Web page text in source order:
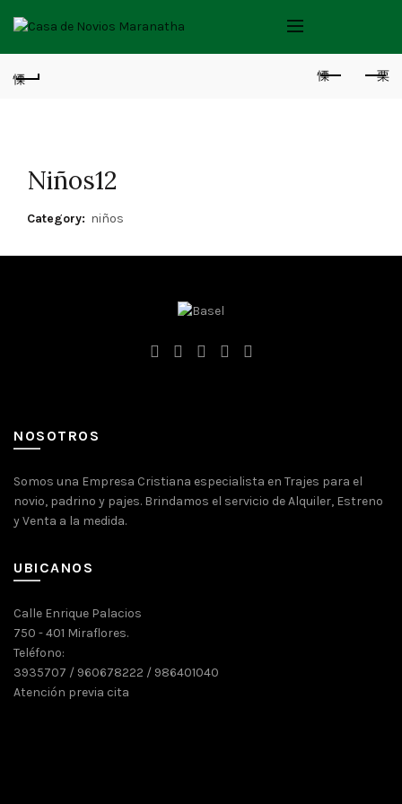
Niños12
Category: niños
NOSOTROS
Somos una Empresa Cristiana especialista en Trajes para el
novio, padrino y pajes. Brindamos el servicio de Alquiler, Estreno
y Venta a la medida.
UBICANOS
Calle Enrique Palacios
750 - 401 Miraflores.
Teléfono:
3935707 / 960678222 / 986401040
Atención previa cita